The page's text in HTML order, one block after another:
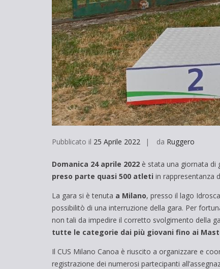
Pubblicato il 25 Aprile 2022 da Ruggero
Domanica 24 aprile 2022 è stata una giornata di
preso parte quasi 500 atleti in rappresentanza
La gara si è tenuta a Milano, presso il lago
possibilitò di una interruzione della gara. Per
non tali da impedire il corretto svolgimento della
tutte le categorie dai più giovani fino ai
Il CUS Milano Canoa è riuscito a organizzare e
registrazione dei numerosi partecipanti